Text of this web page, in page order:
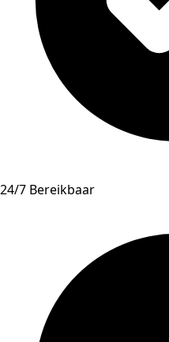
24/7 Bereikbaar